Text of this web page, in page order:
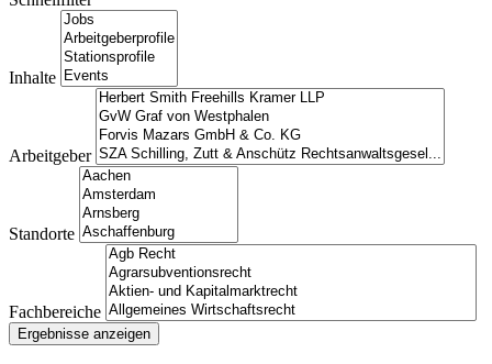
Inhalte
Arbeitgeber
Standorte
Fachbereiche
Ergebnisse anzeigen